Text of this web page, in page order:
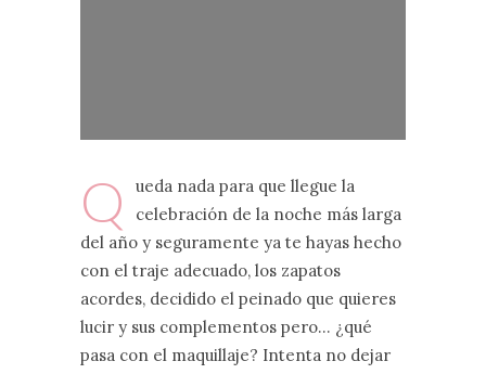
Q
ueda nada para que llegue la
celebración de la noche más larga
del año y seguramente ya te hayas hecho
con el traje adecuado, los zapatos
acordes, decidido el peinado que quieres
lucir y sus complementos pero… ¿qué
pasa con el maquillaje? Intenta no dejar